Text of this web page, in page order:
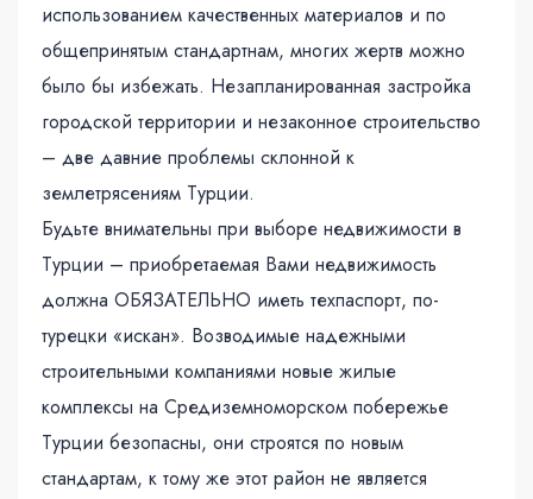
использованием качественных материалов и по
общепринятым стандартнам, многих жертв можно
было бы избежать. Незапланированная застройка
городской территории и незаконное строительство
– две давние проблемы склонной к
землетрясениям Турции.
Будьте внимательны при выборе недвижимости в
Турции – приобретаемая Вами недвижимость
должна ОБЯЗАТЕЛЬНО иметь техпаспорт, по-
турецки «искан». Возводимые надежными
строительными компаниями новые жилые
комплексы на Средиземноморском побережье
Турции безопасны, они строятся по новым
стандартам, к тому же этот район не является